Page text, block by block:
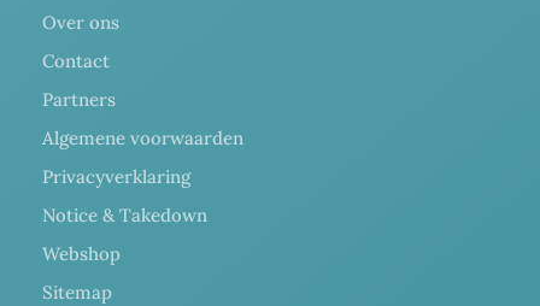
Over ons
Contact
Partners
Algemene voorwaarden
Privacyverklaring
Notice & Takedown
Webshop
Sitemap